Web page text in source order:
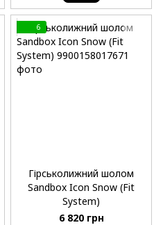
6
Гірськолижний шолом
Sandbox Icon Snow (Fit
System)
6 820 грн